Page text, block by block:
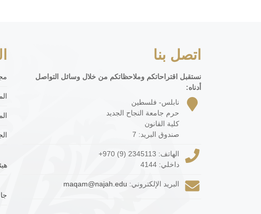
اتصل بنا
نستقبل اقتراحاتكم وملاحظاتكم من خلال وسائل التواصل
أدناه:
نابلس- فلسطين
حرم جامعة النجاح الجديد
كلية القانون
صندوق البريد: 7
الهاتف: +970 (9) 2345113
داخلي: 4144
البريد الإلكتروني: maqam@najah.edu